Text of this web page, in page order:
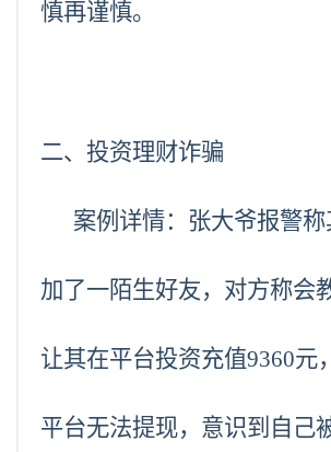
慎再谨慎。
二、投资理财诈骗
案例详情：张大爷报警称
加了一陌生好友，对方称会
让其在平台投资充值9360元
平台无法提现，意识到自己